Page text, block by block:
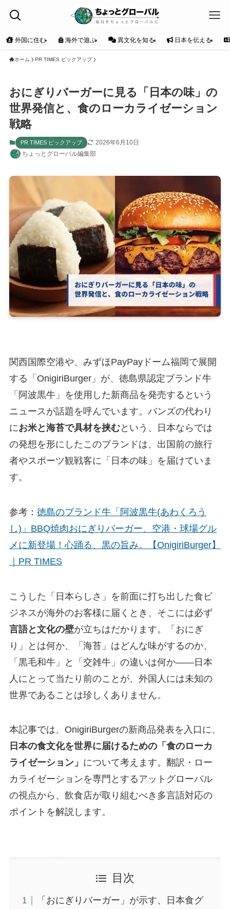
外国に住む 海外で遊ぶ 異文化を知る 日本を伝える
ホーム PR TIMES ピックアップ
おにぎりバーガーに見る「日本の味」の
世界発信と、食のローカライゼーション
戦略
PR TIMES ピックアップ
2026年6月10日
ちょっとグローバル編集部
関西国際空港や、みずほPayPayドーム福岡で展開
する「OnigiriBurger」が、徳島県認定ブランド牛
「阿波黒牛」を使用した新商品を発売するという
ニュースが話題を呼んでいます。バンズの代わり
にお米と海苔で具材を挟むという、日本ならでは
の発想を形にしたこのブランドは、出国前の旅行
者やスポーツ観戦客に「日本の味」を届けていま
す。
参考： 徳島のブランド牛「阿波黒牛(あわくろう
し)」BBQ焼肉おにぎりバーガー、空港・球場グル
メに新登場！心踊る、黒の旨み。【OnigiriBurger】
｜PR TIMES
こうした「日本らしさ」を前面に打ち出した食ビ
ジネスが海外のお客様に届くとき、そこには必ず
言語と文化の壁が立ちはだかります。「おにぎ
り」とは何か、「海苔」はどんな味がするのか、
「黒毛和牛」と「交雑牛」の違いは何か——日本
人にとって当たり前のことが、外国人には未知の
世界であることは珍しくありません。
本記事では、OnigiriBurgerの新商品発表を入口に、
日本の食文化を世界に届けるための「食のローカ
ライゼーション」 について考えます。翻訳・ロー
カライゼーションを専門とするアットグローバル
の視点から、飲食店が取り組むべき多言語対応の
ポイントを解説します。
目次
「おにぎりバーガー」が示す、日本食グ